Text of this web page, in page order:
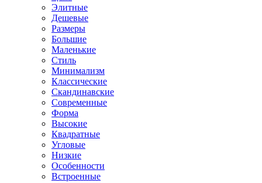
Элитные
Дешевые
Размеры
Большие
Маленькие
Стиль
Минимализм
Классические
Скандинавские
Современные
Форма
Высокие
Квадратные
Угловые
Низкие
Особенности
Встроенные